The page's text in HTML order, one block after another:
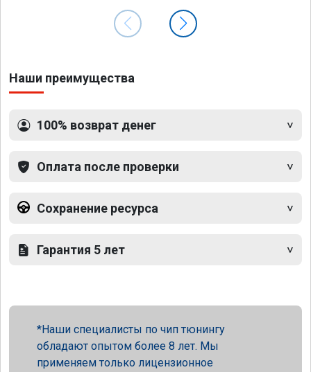
Наши преимущества
100% возврат денег
Оплата после проверки
Сохранение ресурса
Гарантия 5 лет
Наши специалисты по чип тюнингу
обладают опытом более 8 лет. Мы
применяем только лицензионное